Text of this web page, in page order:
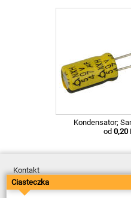
Kondensator;
od 0,20
Kontakt
Dostawa
Płatność
Ciasteczka